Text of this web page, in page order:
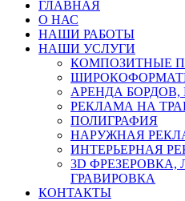
ГЛАВНАЯ
О НАС
НАШИ РАБОТЫ
НАШИ УСЛУГИ
КОМПОЗИТНЫЕ
АРЕНДА
РЕКЛАМА НА
ПОЛИГРАФИЯ
НАРУЖНАЯ
ИНТЕРЬЕРНАЯ
3D ФРЕЗЕРОВКА,
ГРАВИРОВКА
КОНТАКТЫ